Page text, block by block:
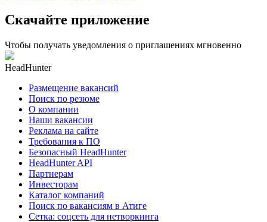
Скачайте приложение
Чтобы получать уведомления о приглашениях мгновенно
HeadHunter
Размещение вакансий
Поиск по резюме
О компании
Наши вакансии
Реклама на сайте
Требования к ПО
Безопасный HeadHunter
HeadHunter API
Партнерам
Инвесторам
Каталог компаний
Поиск по вакансиям в Атиге
Сетка: соцсеть для нетворкинга